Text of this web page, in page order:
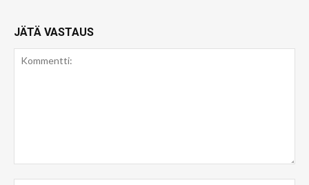
JÄTÄ VASTAUS